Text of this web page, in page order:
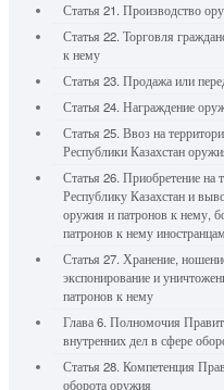
Статья 21. Производство
Статья 22. Торговля
к нему
Статья 23. Продажа или
Статья 24. Награждение
Статья 25. Ввоз на
Республики Казахстан
Статья 26. Приобретение на
Республику Казахстан и
оружия и патронов к нему,
патронов к нему
Статья 27. Хранение,
экспонирование и
патронов к нему
Глава 6. Полномочия
внутренних дел в сфере
Статья 28. Компетенция
оборота оружия